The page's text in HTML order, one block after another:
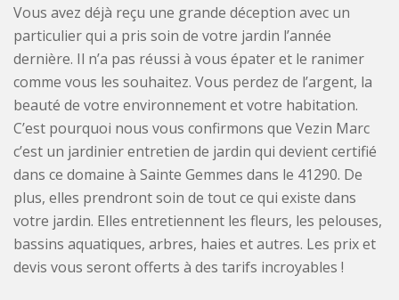
Vous avez déjà reçu une grande déception avec un
particulier qui a pris soin de votre jardin l’année
dernière. Il n’a pas réussi à vous épater et le ranimer
comme vous les souhaitez. Vous perdez de l’argent, la
beauté de votre environnement et votre habitation.
C’est pourquoi nous vous confirmons que Vezin Marc
c’est un jardinier entretien de jardin qui devient certifié
dans ce domaine à Sainte Gemmes dans le 41290. De
plus, elles prendront soin de tout ce qui existe dans
votre jardin. Elles entretiennent les fleurs, les pelouses,
bassins aquatiques, arbres, haies et autres. Les prix et
devis vous seront offerts à des tarifs incroyables !